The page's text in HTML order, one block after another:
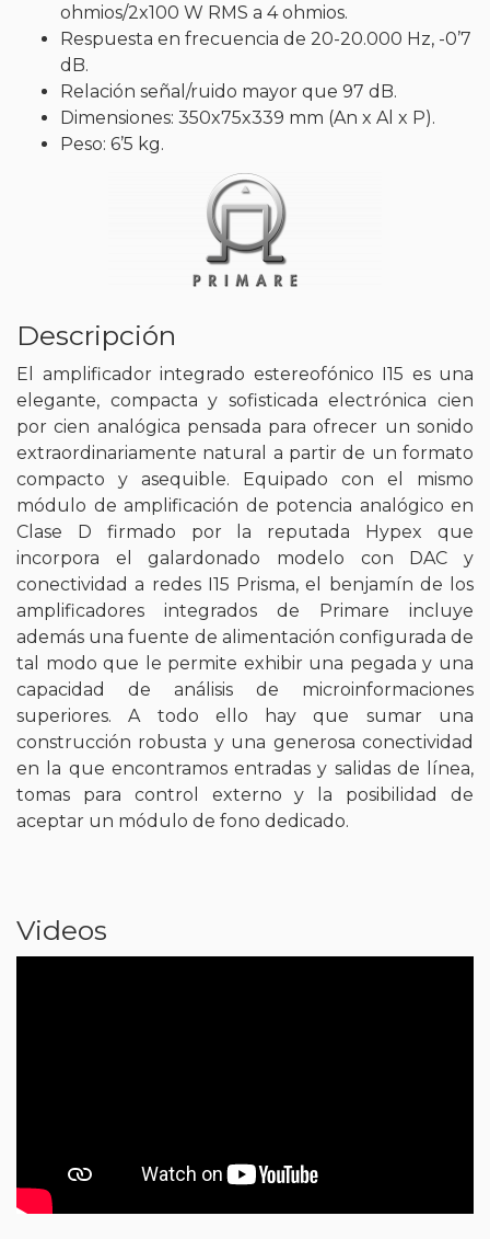
ohmios/2x100 W RMS a 4 ohmios.
Respuesta en frecuencia de 20-20.000 Hz, -0’7
dB.
Relación señal/ruido mayor que 97 dB.
Dimensiones: 350x75x339 mm (An x Al x P).
Peso: 6’5 kg.
Descripción
El amplificador integrado estereofónico I15 es una
elegante, compacta y sofisticada electrónica cien
por cien analógica pensada para ofrecer un sonido
extraordinariamente natural a partir de un formato
compacto y asequible. Equipado con el mismo
módulo de amplificación de potencia analógico en
Clase D firmado por la reputada Hypex que
incorpora el galardonado modelo con DAC y
conectividad a redes I15 Prisma, el benjamín de los
amplificadores integrados de Primare incluye
además una fuente de alimentación configurada de
tal modo que le permite exhibir una pegada y una
capacidad de análisis de microinformaciones
superiores. A todo ello hay que sumar una
construcción robusta y una generosa conectividad
en la que encontramos entradas y salidas de línea,
tomas para control externo y la posibilidad de
aceptar un módulo de fono dedicado.
Videos